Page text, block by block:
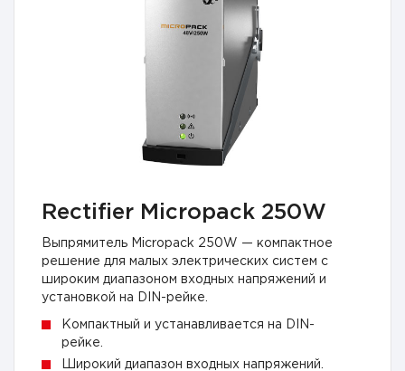
Rectifier Micropack 250W
Выпрямитель Micropack 250W — компактное
решение для малых электрических систем с
широким диапазоном входных напряжений и
установкой на DIN-рейке.
Компактный и устанавливается на DIN-
рейке.
Широкий диапазон входных напряжений.